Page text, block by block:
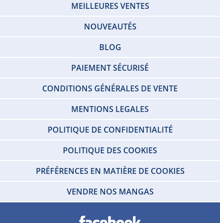
MEILLEURES VENTES
NOUVEAUTÉS
BLOG
PAIEMENT SÉCURISÉ
CONDITIONS GÉNÉRALES DE VENTE
MENTIONS LEGALES
POLITIQUE DE CONFIDENTIALITÉ
POLITIQUE DES COOKIES
PRÉFÉRENCES EN MATIÈRE DE COOKIES
VENDRE NOS MANGAS